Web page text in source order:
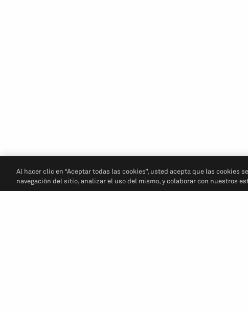
Al hacer clic en “Aceptar todas las cookies”, usted acepta que las cookies
navegación del sitio, analizar el uso del mismo, y colaborar con nuestros